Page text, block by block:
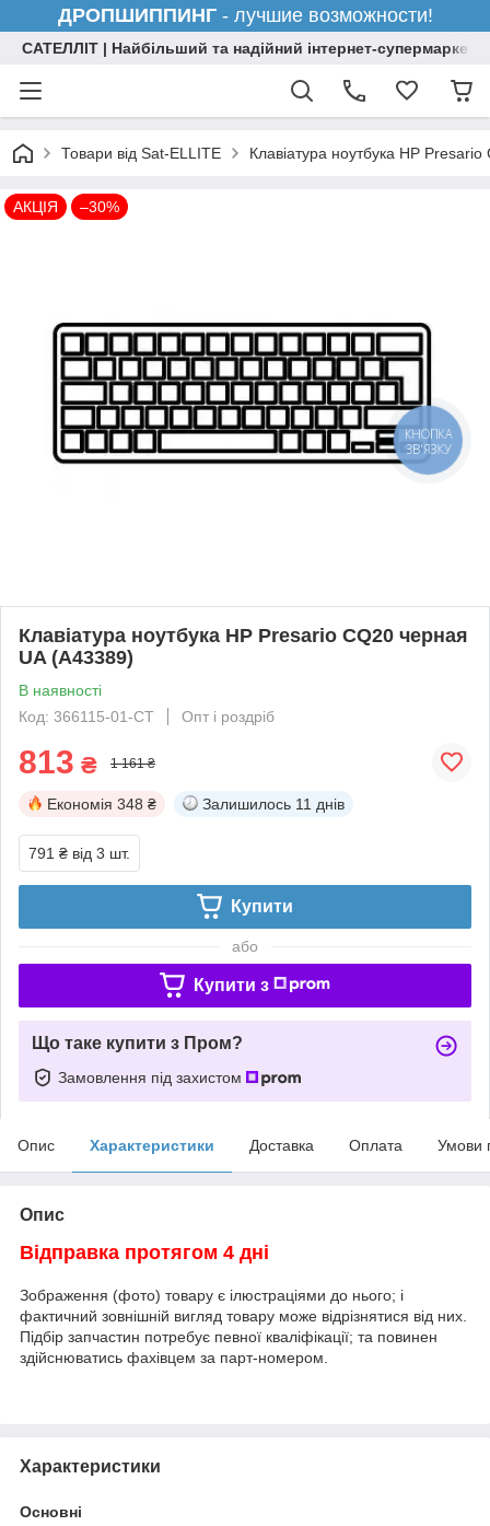
ДРОПШИППИНГ- лучшие возможности!
САТЕЛЛІТ | Найбільший та надійний інтернет-супермаркет
Товари від Sat-ELLITE Клавіатура ноутбука HP
АКЦІЯ –30%
Клавіатура ноутбука HP Presario CQ20 черная
UA (A43389)
В наявності
Код: 366115-01-СТ
Опт і роздріб
813 ₴ 1 161 ₴
Економія 348 ₴ Залишилось 11 днів
791 ₴ від 3 шт.
Купити
або
Купити з
Що таке купити з Пром?
Замовлення під захистом
Опис Характеристики Доставка Оплата Умови
Опис
Відправка протягом 4 дні
Зображення (фото) товару є ілюстраціями до нього; і
фактичний зовнішній вигляд товару може відрізнятися від них.
Підбір запчастин потребує певної кваліфікації; та повинен
здійснюватись фахівцем за парт-номером.
Характеристики
Основні
КНОПКА
ЗВ'ЯЗКУ